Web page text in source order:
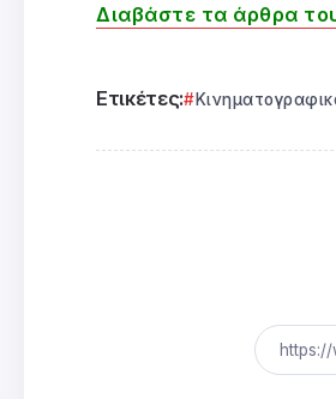
Διαβάστε τα άρθρα
Ετικέτες: